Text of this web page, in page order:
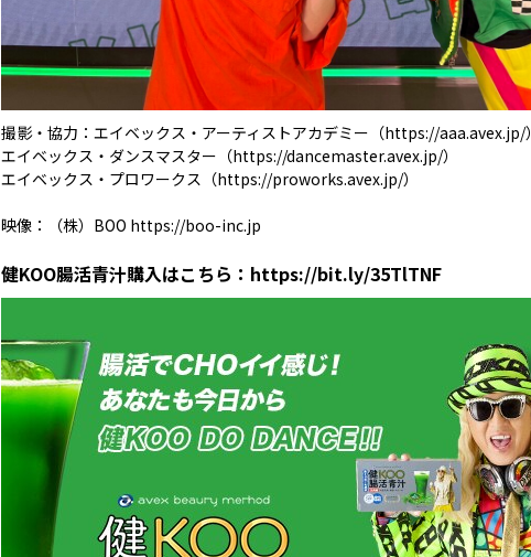
撮影・協力：エイベックス・アーティストアカデミー（https://aaa.avex.jp/）
エイベックス・ダンスマスター（https://dancemaster.avex.jp/）
エイベックス・プロワークス（https://proworks.avex.jp/）
映像：（株）BOO https://boo-inc.jp
健KOO腸活青汁購入はこちら： https://bit.ly/35TlTNF